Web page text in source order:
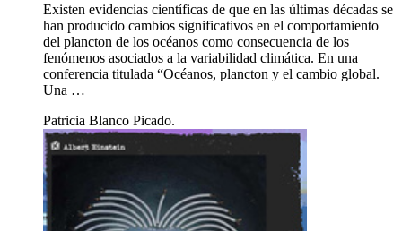
Existen evidencias científicas de que en las últimas décadas se
han producido cambios significativos en el comportamiento
del plancton de los océanos como consecuencia de los
fenómenos asociados a la variabilidad climática. En una
conferencia titulada “Océanos, plancton y el cambio global.
Una …
Patricia Blanco Picado.